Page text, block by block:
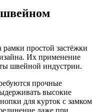
простой застёжки
Их применение
швейной индустрии.
прочные
высокие
для курток с замком